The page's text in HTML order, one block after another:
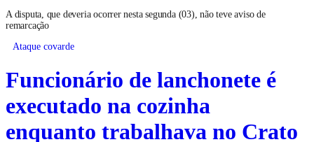
A disputa, que deveria ocorrer nesta segunda (03), não teve aviso de
remarcação
Ataque covarde
Funcionário de lanchonete é
executado na cozinha
enquanto trabalhava no Crato